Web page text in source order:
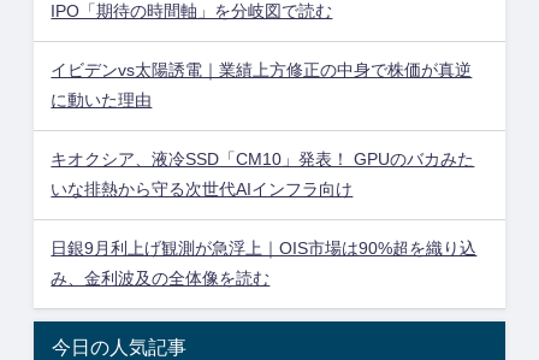
IPO「期待の時間軸」を分岐図で読む
イビデンvs太陽誘電｜業績上方修正の中身で株価が真逆
に動いた理由
キオクシア、液冷SSD「CM10」発表！ GPUのバカみた
いな排熱から守る次世代AIインフラ向け
日銀9月利上げ観測が急浮上｜OIS市場は90%超を織り込
み、金利波及の全体像を読む
今日の人気記事